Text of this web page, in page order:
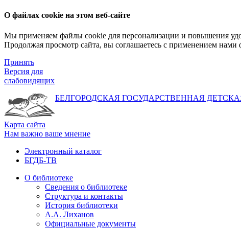
О файлах cookie на этом веб-сайте
Мы применяем файлы cookie для персонализации и повышения
Продолжая просмотр сайта, вы соглашаетесь с применением нами
Принять
Версия для
слабовидящих
БЕЛГОРОДСКАЯ ГОСУДАРСТВЕННАЯ
Карта сайта
Нам важно ваше мнение
Электронный каталог
БГДБ-ТВ
О библиотеке
Сведения о библиотеке
Структура и контакты
История библиотеки
А.А. Лиханов
Официальные документы